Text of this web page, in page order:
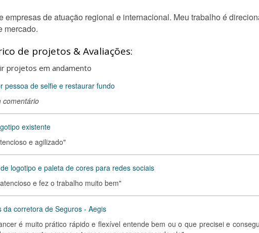
empresas de atuação regional e internacional. Meu trabalho é
mercado.
de projetos & Avaliações:
projetos em andamento
pessoa de selfie e restaurar fundo
comentário
existente
e agilizado"
logotipo e paleta de cores para redes sociais
e fez o trabalho muito bem"
da corretora de Seguros - Aegis
é muito prático rápido e flexível entende bem ou o que precisei e